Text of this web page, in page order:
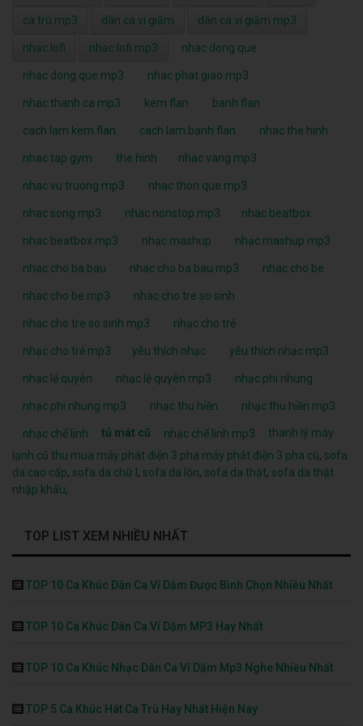
ca trù mp3 dân ca ví giặm dân ca ví giặm mp3
nhạc lofi nhạc lofi mp3 nhac dong que
nhac dong que mp3 nhac phat giao mp3
nhac thanh ca mp3 kem flan banh flan
cach lam kem flan cach lam banh flan nhac the hinh
nhac tap gym the hinh nhac vang mp3
nhac vu truong mp3 nhac thon que mp3
nhac song mp3 nhac nonstop mp3 nhac beatbox
nhac beatbox mp3 nhạc mashup nhạc mashup mp3
nhac cho ba bau nhac cho ba bau mp3 nhac cho be
nhac cho be mp3 nhac cho tre so sinh
nhac cho tre so sinh mp3 nhạc cho trẻ
nhạc cho trẻ mp3 yêu thích nhạc yêu thích nhạc mp3
nhạc lệ quyên nhạc lệ quyên mp3 nhạc phi nhung
nhạc phi nhung mp3 nhạc thu hiền nhạc thu hiền mp3
nhạc chế linh tủ mát cũ nhạc chế linh mp3
thanh lý máy
lạnh cũ thu mua máy phát điện 3 pha máy phát điện 3 pha cũ, sofa
da cao cấp, sofa da chữ l , sofa da lộn, sofa da thật, sofa da thật
nhập khẩu,
TOP LIST XEM NHIỀU NHẤT
TOP 10 Ca Khúc Dân Ca Ví Dặm Được Bình Chọn Nhiều Nhất
TOP 10 Ca Khúc Dân Ca Ví Dặm MP3 Hay Nhất
TOP 10 Ca Khúc Nhạc Dân Ca Ví Dặm Mp3 Nghe Nhiều Nhất
TOP 5 Ca Khúc Hát Ca Trù Hay Nhất Hiện Nay